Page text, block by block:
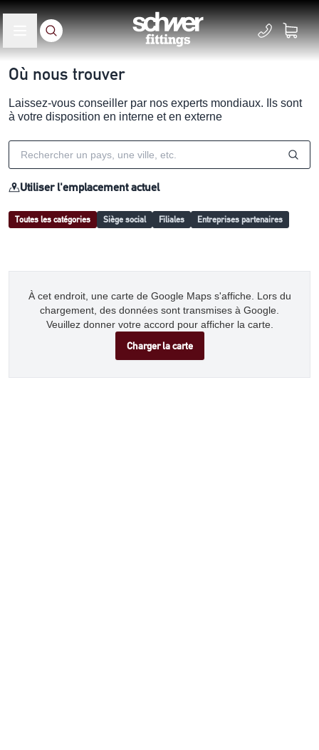
Où nous trouver
Laissez-vous conseiller par nos experts mondiaux. Ils sont
à votre disposition en interne et en externe
Utiliser l'emplacement actuel
Toutes les catégories Siège social Filiales Entreprises partenaires
À cet endroit, une carte de Google Maps s'affiche. Lors du
chargement, des données sont transmises à Google.
Veuillez donner votre accord pour afficher la carte.
Charger la carte